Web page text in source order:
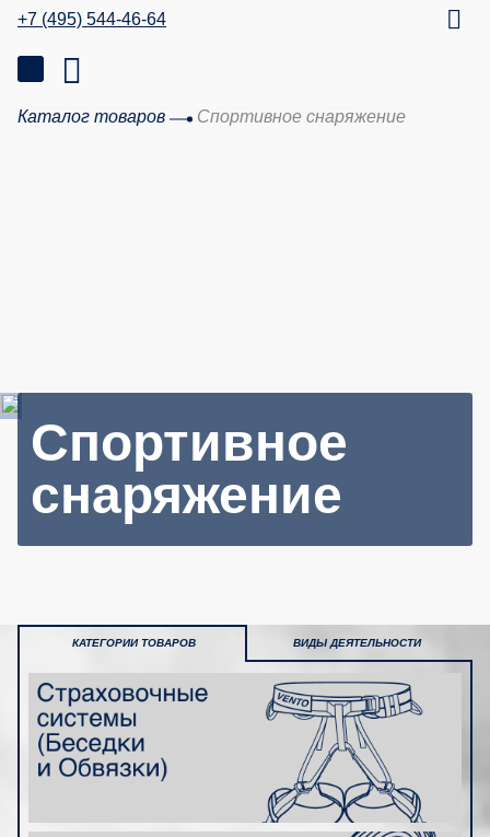
+7 (495) 544-46-64
Каталог товаров Спортивное снаряжение
Спортивное
снаряжение
КАТЕГОРИИ ТОВАРОВ ВИДЫ ДЕЯТЕЛЬНОСТИ